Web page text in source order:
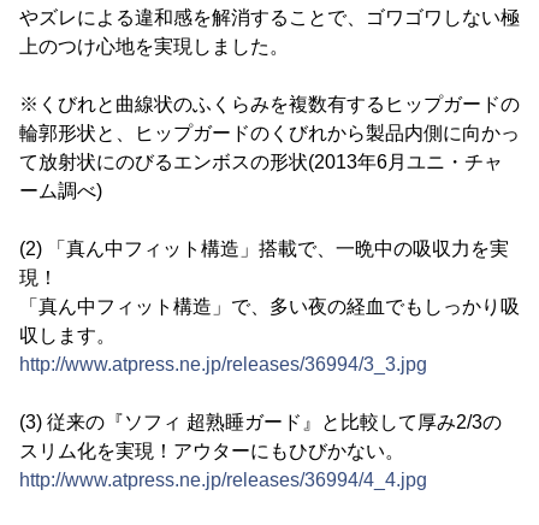
やズレによる違和感を解消することで、ゴワゴワしない極
上のつけ心地を実現しました。
※くびれと曲線状のふくらみを複数有するヒップガードの
輪郭形状と、ヒップガードのくびれから製品内側に向かっ
て放射状にのびるエンボスの形状(2013年6月ユニ・チャ
ーム調べ)
(2) 「真ん中フィット構造」搭載で、一晩中の吸収力を実
現！
「真ん中フィット構造」で、多い夜の経血でもしっかり吸
収します。
http://www.atpress.ne.jp/releases/36994/3_3.jpg
(3) 従来の『ソフィ 超熟睡ガード』と比較して厚み2/3の
スリム化を実現！アウターにもひびかない。
http://www.atpress.ne.jp/releases/36994/4_4.jpg